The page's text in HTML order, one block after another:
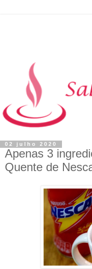
02 julho 2020
Apenas 3
Quente de